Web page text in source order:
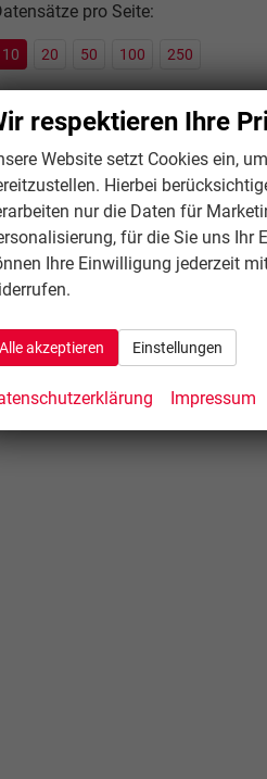
pro Seite:
10 20 50 100 250
respektieren Ihre
Website setzt Cookies ein,
Hierbei
nur die Daten für
für die Sie uns Ihr
Ihre Einwilligung jederzeit
Alle akzeptieren Einstellungen
Impressum